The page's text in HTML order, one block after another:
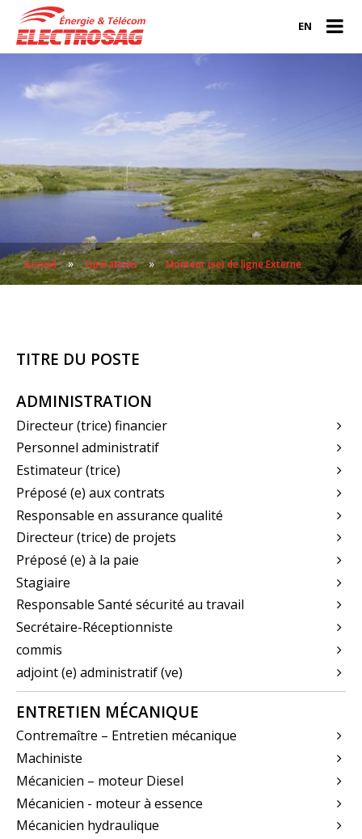
EN
Accueil » Opérations » Monteur (se) de ligne Externe
TITRE DU POSTE
ADMINISTRATION
Directeur (trice) financier
Personnel administratif
Estimateur (trice)
Préposé (e) aux contrats
Responsable en assurance qualité
Directeur (trice) de projets
Préposé (e) à la paie
Stagiaire
Responsable Santé sécurité au travail
Secrétaire-Réceptionniste
commis
adjoint (e) administratif (ve)
ENTRETIEN MÉCANIQUE
Contremaître – Entretien mécanique
Machiniste
Mécanicien – moteur Diesel
Mécanicien - moteur à essence
Mécanicien hydraulique